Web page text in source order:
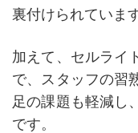
裏付けられています
加えて、セルライ
で、スタッフの習
足の課題も軽減し
です。